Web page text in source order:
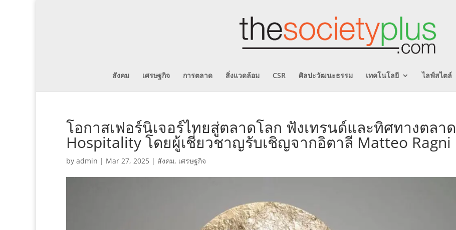
สังคม เศรษฐกิจ การตลาด สิ่งแวดล้อม CSR ศิลปะวัฒนะธรรม เทคโนโลยี ไลฟ์สไตล์
โอกาสเฟอร์นิเจอร์ไทยสู่ตลาดโลก ฟังเทรนด์และทิศทางตลาด
Hospitality โดยผู้เชี่ยวชาญรับเชิญจากอิตาลี Matteo Ragni
by admin | Mar 27, 2025 | สังคม, เศรษฐกิจ